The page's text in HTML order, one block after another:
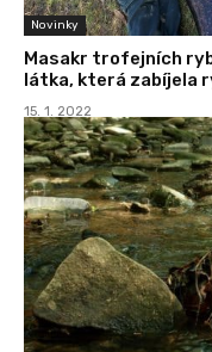
Novinky
Masakr trofejních
látka, která zabíjela
15. 1. 2022